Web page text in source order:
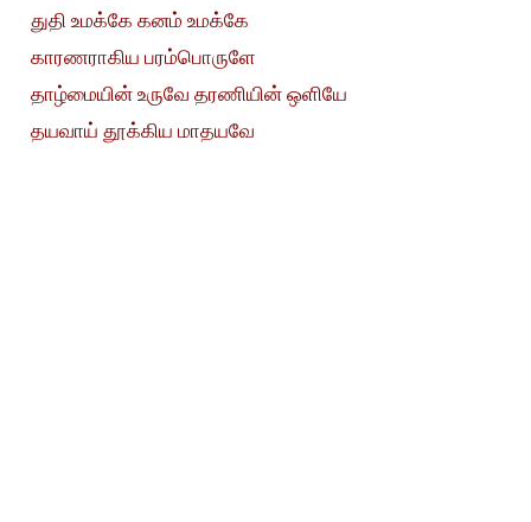
துதி உமக்கே கனம் உமக்கே
காரணராகிய பரம்பொருளே
தாழ்மையின் உருவே தரணியின் ஒளியே
தயவாய் தூக்கிய மாதயவே